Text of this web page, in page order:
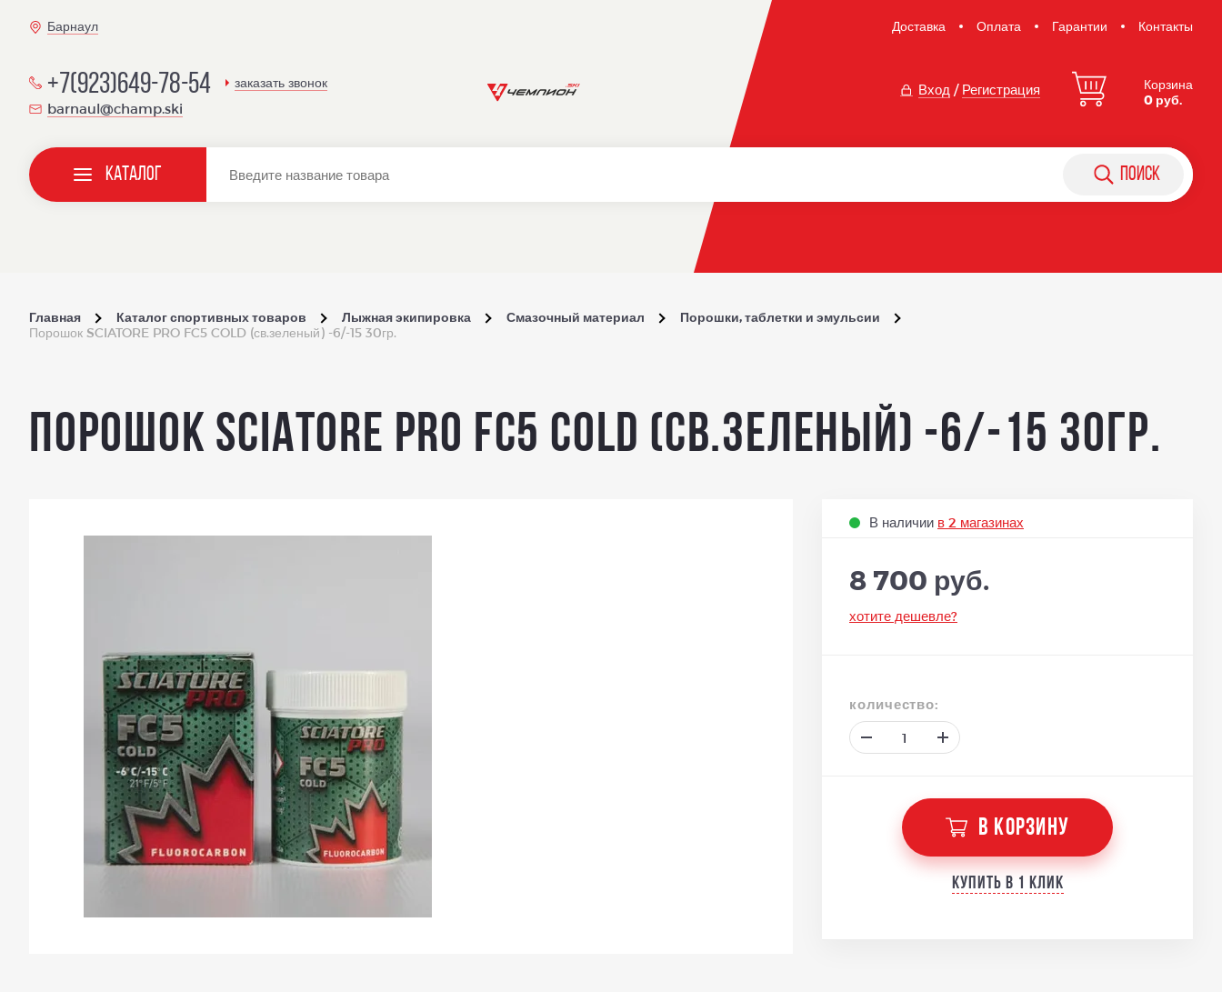
Барнаул Доставка Оплата Гарантии Контакты
+7(923)649-78-54 заказать звонок
barnaul@champ.ski
Вход / Регистрация
Корзина
0 руб.
Каталог поиск
Главная Каталог спортивных товаров Лыжная экипировка Смазочный материал
Порошки, таблетки и эмульсии
Порошок SCIATORE PRO FC5 COLD (св.зеленый) -6/-15 30гр.
Порошок SCIATORE PRO FC5 COLD (св.зеленый) -6/-15 30гр.
В наличии в 2 магазинах
8 700 руб.
хотите дешевле?
количество:
В КОРЗИНУ
Купить в 1 клик